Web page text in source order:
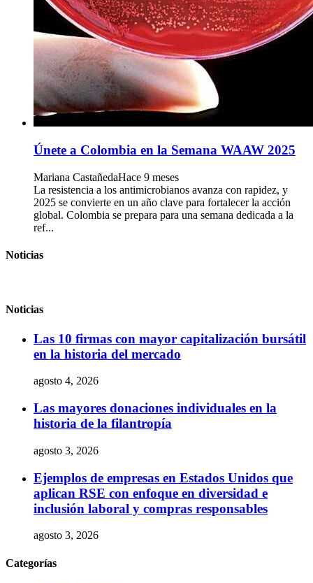
Únete a Colombia en la Semana WAAW 2025
Mariana CastañedaHace 9 meses
La resistencia a los antimicrobianos avanza con rapidez, y
2025 se convierte en un año clave para fortalecer la acción
global. Colombia se prepara para una semana dedicada a la
ref...
Noticias
Noticias
Las 10 firmas con mayor capitalización bursátil
en la historia del mercado
agosto 4, 2026
Las mayores donaciones individuales en la
historia de la filantropía
agosto 3, 2026
Ejemplos de empresas en Estados Unidos que
aplican RSE con enfoque en diversidad e
inclusión laboral y compras responsables
agosto 3, 2026
Categorías